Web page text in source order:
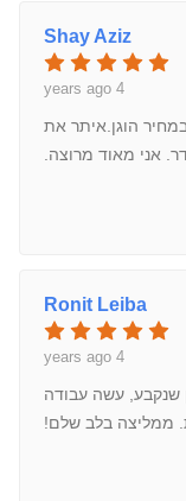
כבר לא צריך
המנעולן האלוף,
תודה איש יקר
Shay Aziz
4 years ago
הוגן.איתר את
אני מאוד מרוצה.
Ronit Leiba
4 years ago
שנקבע, עשה עבודה
ממליצה בלב שלם!